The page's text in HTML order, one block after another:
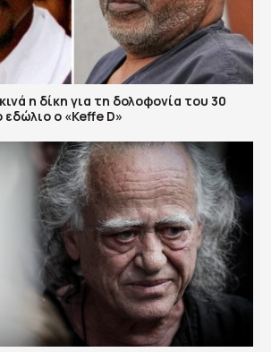
η δίκη για τη δολοφονία του 30
ο «Keffe D»